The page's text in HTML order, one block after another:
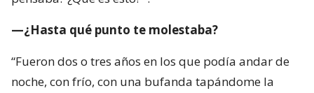
—¿Hasta qué punto te molestaba?
“Fueron dos o tres años en los que podía andar de
noche, con frío, con una bufanda tapándome la